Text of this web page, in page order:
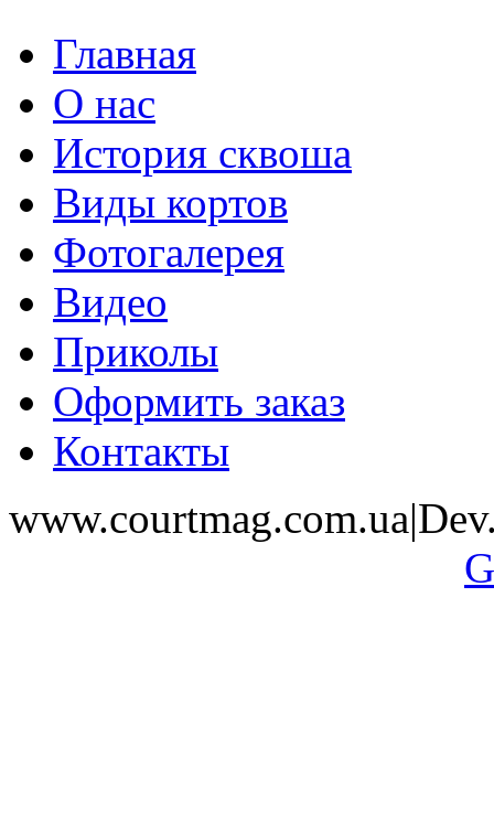
Главная
О нас
История сквоша
Виды кортов
Фотогалерея
Видео
Приколы
Оформить заказ
Контакты